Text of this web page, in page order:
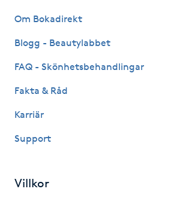
Kiropraktik
Klippning
Klippning & Slingor
Koppningsmassage
Om Bokadirekt
Blogg - Beautylabbet
FAQ - Skönhetsbehandlingar
Fakta & Råd
Karriär
Support
Villkor